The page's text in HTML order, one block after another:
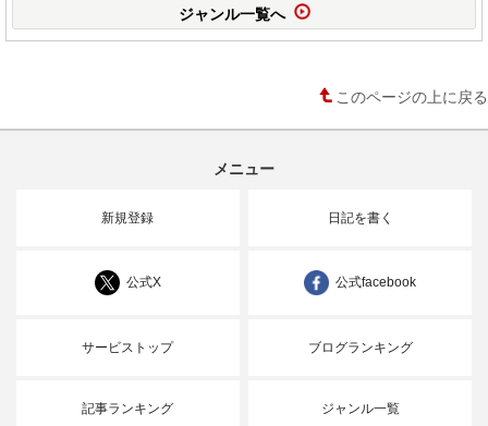
ジャンル一覧へ
このページの上に戻る
メニュー
新規登録 日記を書く
公式X 公式facebook
サービストップ ブログランキング
記事ランキング ジャンル一覧